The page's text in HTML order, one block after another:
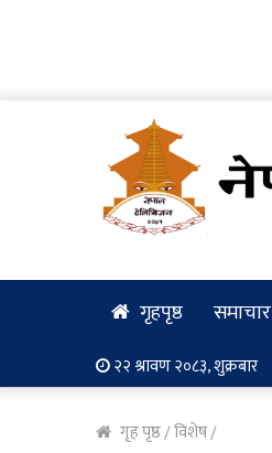
गृहपृष्ठ समाचार
२२ श्रावण २०८३, शुक्रबार
गृह पृष्ठ/विशेष/